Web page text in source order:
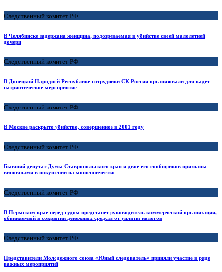
Следственный комитет РФ
В Челябинске задержана женщина, подозреваемая в убийстве своей малолетней
дочери
Следственный комитет РФ
В Донецкой Народной Республике сотрудники СК России организовали для кадет
патриотическое мероприятие
Следственный комитет РФ
В Москве раскрыто убийство, совершенное в 2001 году
Следственный комитет РФ
Бывший депутат Думы Ставропольского края и двое его сообщников признаны
виновными в покушении на мошенничество
Следственный комитет РФ
В Пермском крае перед судом предстанет руководитель коммерческой организации,
обвиняемый в сокрытии денежных средств от уплаты налогов
Следственный комитет РФ
Представители Молодежного союза «Юный следователь» приняли участие в ряде
важных мероприятий